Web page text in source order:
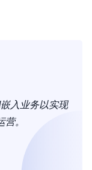
入业务以实现
。